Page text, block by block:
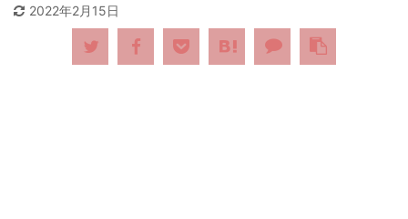
2022年2月15日